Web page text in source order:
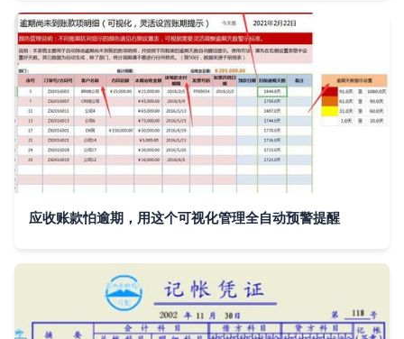
应收账款怕逾期，用这个可视化管理全自动预警提醒